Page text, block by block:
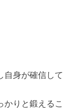
自身が確信して
かりと鍛えるこ